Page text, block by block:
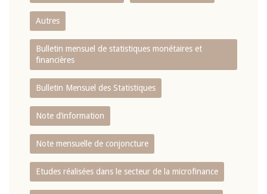
Autres
Bulletin mensuel de statistiques monétaires et
financières
Bulletin Mensuel des Statistiques
Note d’information
Note mensuelle de conjoncture
Etudes réalisées dans le secteur de la microfinance